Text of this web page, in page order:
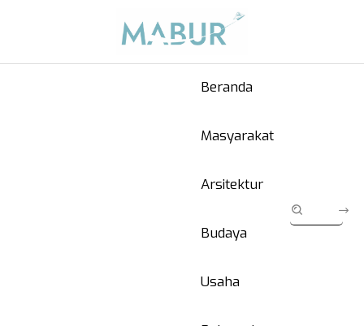
Beranda
Masyarakat
Arsitektur
Budaya
Usaha